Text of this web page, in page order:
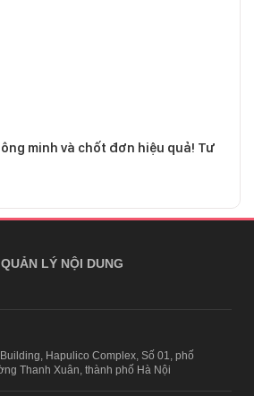
minh và chốt đơn hiệu quả! Tư
LÝ NỘI DUNG
Hapulico Complex, Số 01, phố
Thanh Xuân, thành phố Hà Nội